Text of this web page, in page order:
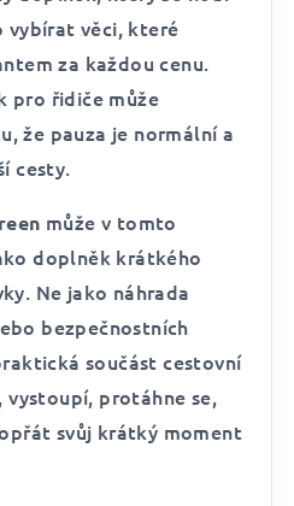
vybírat věci, které
za každou cenu.
pro řidiče může
že pauza je normální a
cesty.
může v tomto
doplněk krátkého
Ne jako náhrada
bezpečnostních
součást cestovní
vystoupí, protáhne se,
svůj krátký moment